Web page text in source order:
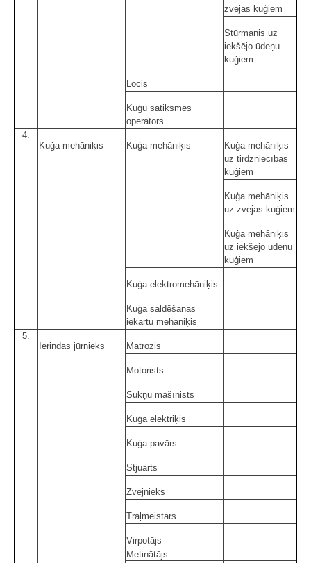
zvejas kuģiem
Stūrmanis uz
iekšējo ūdeņu
kuģiem
Locis
Kuģu satiksmes
operators
4.
Kuģa mehāniķis
Kuģa mehāniķis
Kuģa mehāniķis
uz tirdzniecības
kuģiem
Kuģa mehāniķis
uz zvejas kuģiem
Kuģa mehāniķis
uz iekšējo ūdeņu
kuģiem
Kuģa elektromehāniķis
Kuģa saldēšanas
iekārtu mehāniķis
5.
Ierindas jūrnieks
Matrozis
Motorists
Sūkņu mašīnists
Kuģa elektriķis
Kuģa pavārs
Stjuarts
Zvejnieks
Traļmeistars
Virpotājs
Metinātājs